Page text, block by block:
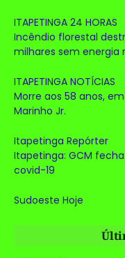
ITAPETINGA 24 HORAS
Incêndio florestal
milhares sem energia
ITAPETINGA NOTÍCIAS
Morre aos 58 anos,
Marinho Jr.
Itapetinga Repórter
Itapetinga: GCM
covid-19
Sudoeste Hoje